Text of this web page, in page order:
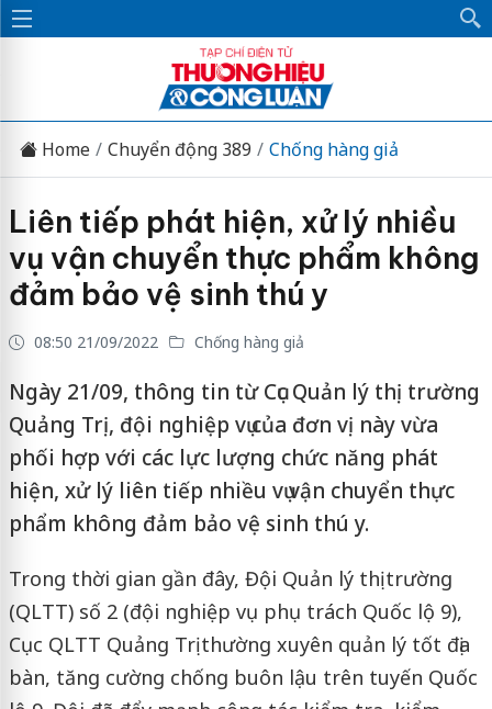
Home Chuyển động 389 Chống hàng giả
Liên tiếp phát hiện, xử lý nhiều
vụ vận chuyển thực phẩm không
đảm bảo vệ sinh thú y
08:50 21/09/2022 Chống hàng giả
Ngày 21/09, thông tin từ Cục Quản lý thị trường
Quảng Trị, đội nghiệp vụ của đơn vị này vừa
phối hợp với các lực lượng chức năng phát
hiện, xử lý liên tiếp nhiều vụ vận chuyển thực
phẩm không đảm bảo vệ sinh thú y.
Trong thời gian gần đây, Đội Quản lý thị trường
(QLTT) số 2 (đội nghiệp vụ phụ trách Quốc lộ 9),
Cục QLTT Quảng Trị thường xuyên quản lý tốt địa
bàn, tăng cường chống buôn lậu trên tuyến Quốc